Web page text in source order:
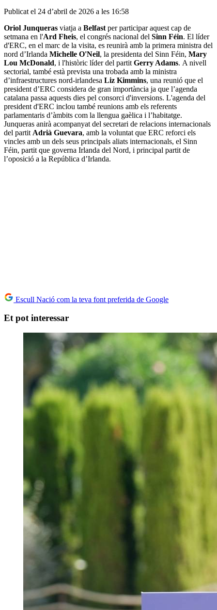
Publicat el 24 d’abril de 2026 a les 16:58
Oriol Junqueras viatja a Belfast per participar aquest cap de
setmana en l'Ard Fheis, el congrés nacional del Sinn Féin. El líder
d'ERC, en el marc de la visita, es reunirà amb la primera ministra del
nord d’Irlanda Michelle O'Neil, la presidenta del Sinn Féin, Mary
Lou McDonald, i l'històric líder del partit Gerry Adams. A nivell
sectorial, també està prevista una trobada amb la ministra
d’infraestructures nord-irlandesa Liz Kimmins, una reunió que el
president d’ERC considera de gran importància ja que l’agenda
catalana passa aquests dies pel consorci d'inversions. L'agenda del
president d'ERC inclou també reunions amb els referents
parlamentaris d’àmbits com la llengua gaèlica i l’habitatge.
Junqueras anirà acompanyat del secretari de relacions internacionals
del partit Adrià Guevara, amb la voluntat que ERC reforci els
vincles amb un dels seus principals aliats internacionals, el Sinn
Féin, partit que governa Irlanda del Nord, i principal partit de
l’oposició a la República d’Irlanda.
Escull Nació com la teva font preferida de Google
Et pot interessar